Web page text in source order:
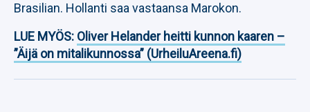
Brasilian. Hollanti saa vastaansa Marokon.
LUE MYÖS: Oliver Helander heitti kunnon kaaren –
”Äijä on mitalikunnossa” (UrheiluAreena.fi)